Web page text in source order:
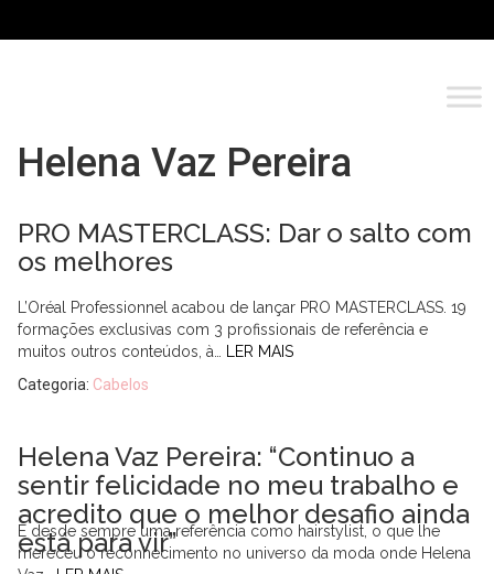
Helena Vaz Pereira
PRO MASTERCLASS: Dar o salto com
os melhores
L’Oréal Professionnel acabou de lançar PRO MASTERCLASS. 19
formações exclusivas com 3 profissionais de referência e
muitos outros conteúdos, à…
LER MAIS
Categoria: Cabelos
Helena Vaz Pereira: “Continuo a
sentir felicidade no meu trabalho e
acredito que o melhor desafio ainda
está para vir”
É desde sempre uma referência como hairstylist, o que lhe
mereceu o reconhecimento no universo da moda onde Helena